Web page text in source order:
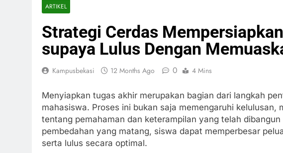
ARTIKEL
Strategi Cerdas
supaya Lulus Dengan
Kampusbekasi 12 Months Ago 0 4 Mins
Menyiapkan tugas akhir merupakan bagian dari langkah
mahasiswa. Proses ini bukan saja memengaruhi kelulusan,
tentang pemahaman dan keterampilan yang telah
pembedahan yang matang, siswa dapat memperbesar
serta lulus secara optimal.